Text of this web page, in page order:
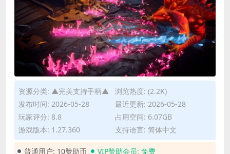
资源分类: ▲完美支持手柄▲
浏览热度: (2.2K)
发布时间: 2026-05-28
最近更新: 2026-05-28
玩家评分: 8.8
占用空间: 6.07GB
游戏版本: 1.27.360
支持语言: 简体中文
普通用户: 10赞助币 VIP赞助会员: 免费